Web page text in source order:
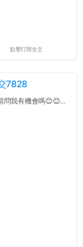
點擊打開全文
7828
問我有機會嗎😊😊...